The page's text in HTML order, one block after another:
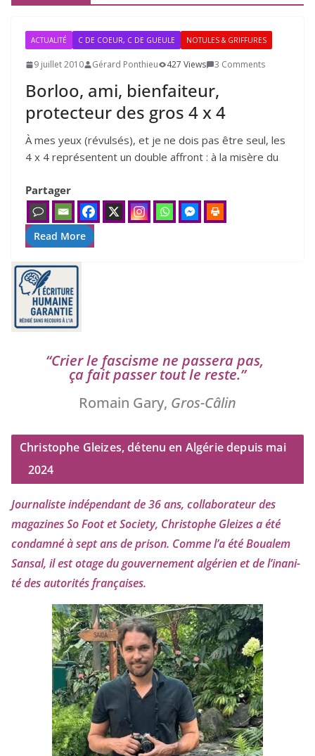
ACTUALITÉ C DE COEUR, C DE GUEULE NOTULES & GRIFFURES
9 juillet 2010 Gérard Ponthieu 427 Views 3 Comments
Borloo, ami, bienfaiteur,
protecteur des gros 4x4
À mes yeux (révul­sés), et je ne dois pas être seul, les
4 x 4 repré­sentent un double affront : à la misère du
Partager
Read More
“Crier le fas­cisme ne pas­se­ra pas,
ça fait pas­ser tout le reste.”
Romain Gary, Gros-Câlin
Christophe Gleizes, détenu en Algérie depuis mai
2024
Journaliste indé­pen­dant de36ans, col­la­bo­ra­teur des
maga­zines So Foot et Society, Christophe Gleizesa été
condam­né à sept ans de pri­son. Comme l’a été Boualem
Sansal, il est otage du gou­ver­ne­ment algé­rien et de l’i­na­ni­
té des auto­ri­tés françaises.